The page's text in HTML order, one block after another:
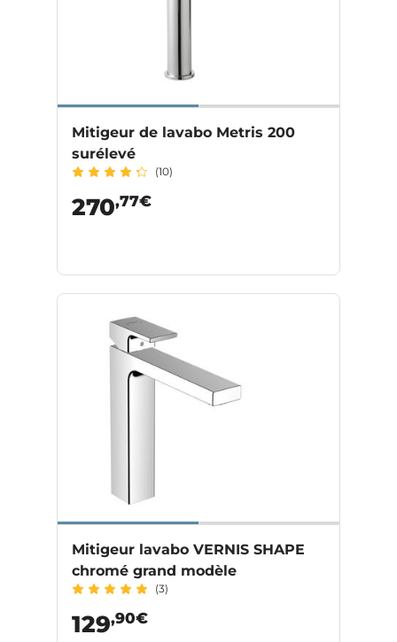
Mitigeur de lavabo Metris 200
surélevé
(10)
270,77€
Mitigeur lavabo VERNIS SHAPE
chromé grand modèle
(3)
129,90€